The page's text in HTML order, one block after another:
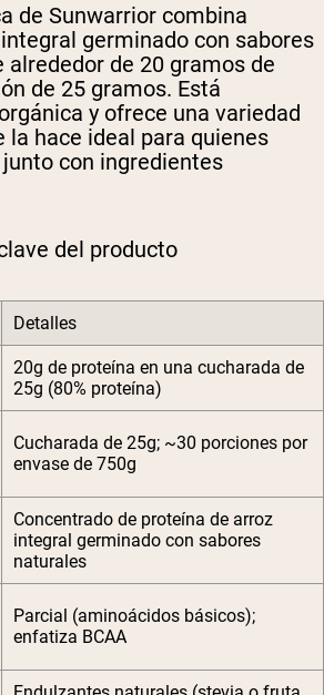
de Sunwarrior combina
germinado con sabores
alrededor de 20 gramos de
de 25 gramos. Está
y ofrece una variedad
la hace ideal para quienes
con ingredientes
del producto
Detalles
20g de proteína en una cucharada de
25g (80% proteína)
Cucharada de 25g; ~30 porciones por
envase de 750g
Concentrado de proteína de arroz
integral germinado con sabores
naturales
Parcial (aminoácidos básicos);
enfatiza BCAA